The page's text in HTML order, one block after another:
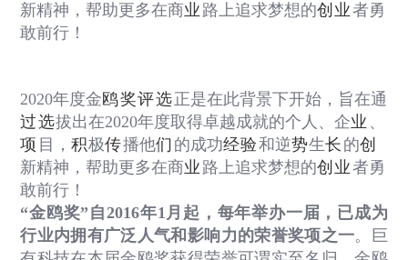
新精神，帮助更多在商业 路上追求梦想的创业者勇
敢前行！
2020年度金鸥奖评选正是在此背景下开始，旨在通
过选拔出在2020年度取得卓越成就的个人、企业 、
项 目， 积极传播他们 的成功经验和逆势生长 的创
新精神，帮助更多在商业 路上追求梦想的创业者勇
敢前行！
“金鸥奖” 自2016年1月起，每年举办一届，已成为
行业内拥有广泛人气和影响力的荣誉奖项之一。
巨